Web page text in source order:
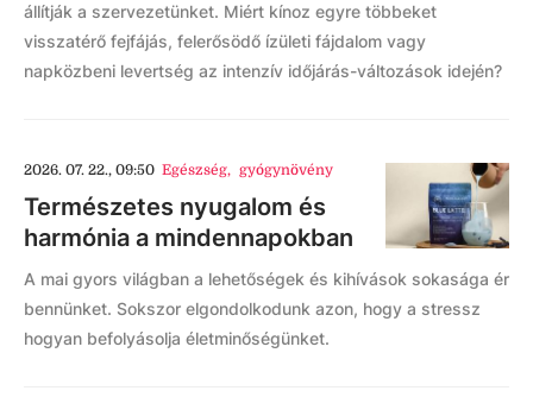
állítják a szervezetünket. Miért kínoz egyre többeket
visszatérő fejfájás, felerősödő ízületi fájdalom vagy
napközbeni levertség az intenzív időjárás-változások idején?
2026. 07. 22., 09:50 Egészség, gyógynövény
Természetes nyugalom és
harmónia a mindennapokban
A mai gyors világban a lehetőségek és kihívások sokasága ér
bennünket. Sokszor elgondolkodunk azon, hogy a stressz
hogyan befolyásolja életminőségünket.